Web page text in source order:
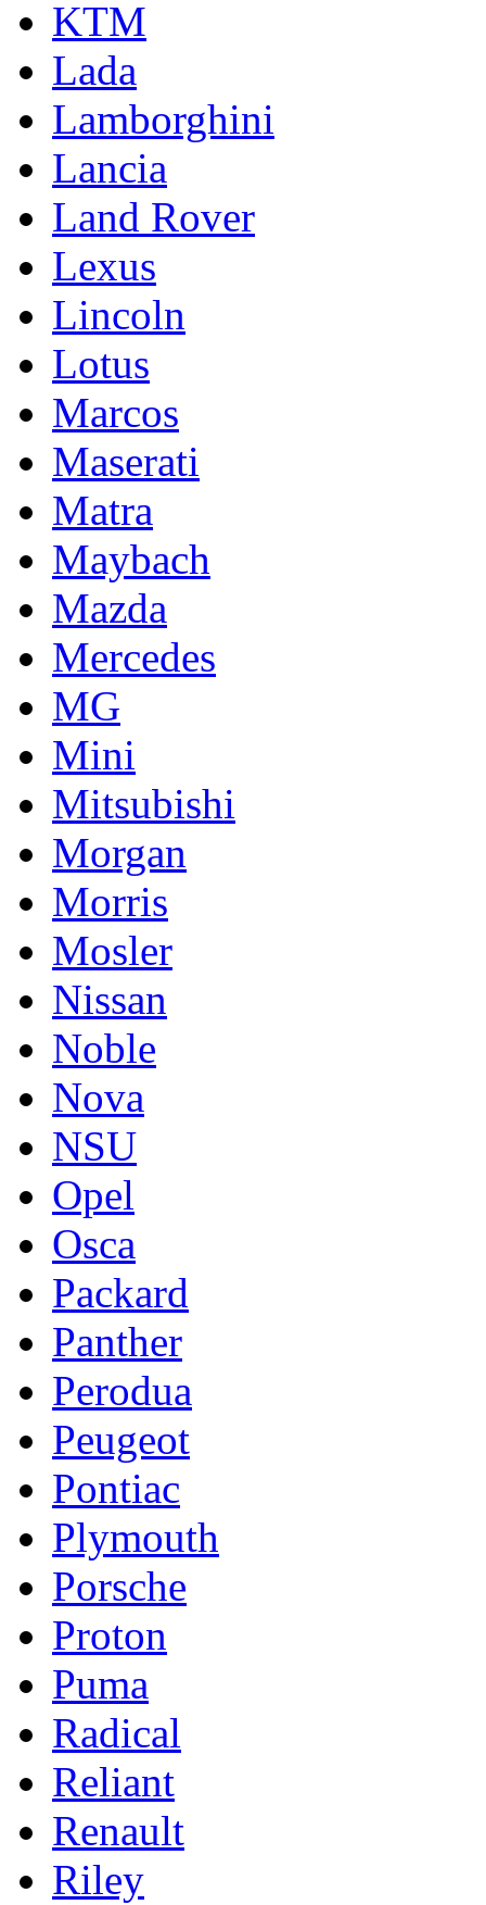
KTM
Lada
Lamborghini
Lancia
Land Rover
Lexus
Lincoln
Lotus
Marcos
Maserati
Matra
Maybach
Mazda
Mercedes
MG
Mini
Mitsubishi
Morgan
Morris
Mosler
Nissan
Noble
Nova
NSU
Opel
Osca
Packard
Panther
Perodua
Peugeot
Pontiac
Plymouth
Porsche
Proton
Puma
Radical
Reliant
Renault
Riley